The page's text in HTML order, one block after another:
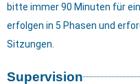
bitte immer 90 Minuten für
erfolgen in 5 Phasen und
Sitzungen.
Supervision